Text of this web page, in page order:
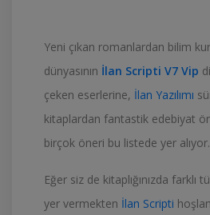
Yeni çıkan romanlardan bilim
dünyasının İlan Scripti V7 Vip
çeken eserlerine, İlan Yazılımı
kitaplardan fantastik edebiyat
birçok öneri bu listede yer alıyor.
Eğer siz de kitaplığınızda farklı
yer vermekten İlan Scripti